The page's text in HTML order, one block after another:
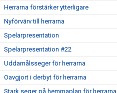
Herrarna förstärker ytterligare
Nyförvärv till herrarna
Spelarpresentation
Spelarpresentation #22
Uddamålsseger för herrarna
Oavgjort i derbyt för herrarna
Stark seger på hemmaplan för herrarna